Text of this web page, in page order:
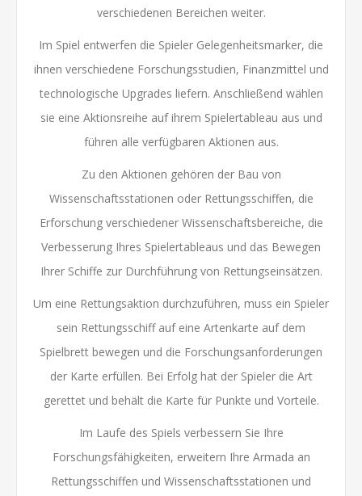
verschiedenen Bereichen weiter.
Im Spiel entwerfen die Spieler Gelegenheitsmarker, die
ihnen verschiedene Forschungsstudien, Finanzmittel und
technologische Upgrades liefern. Anschließend wählen
sie eine Aktionsreihe auf ihrem Spielertableau aus und
führen alle verfügbaren Aktionen aus.
Zu den Aktionen gehören der Bau von
Wissenschaftsstationen oder Rettungsschiffen, die
Erforschung verschiedener Wissenschaftsbereiche, die
Verbesserung Ihres Spielertableaus und das Bewegen
Ihrer Schiffe zur Durchführung von Rettungseinsätzen.
Um eine Rettungsaktion durchzuführen, muss ein Spieler
sein Rettungsschiff auf eine Artenkarte auf dem
Spielbrett bewegen und die Forschungsanforderungen
der Karte erfüllen. Bei Erfolg hat der Spieler die Art
gerettet und behält die Karte für Punkte und Vorteile.
Im Laufe des Spiels verbessern Sie Ihre
Forschungsfähigkeiten, erweitern Ihre Armada an
Rettungsschiffen und Wissenschaftsstationen und